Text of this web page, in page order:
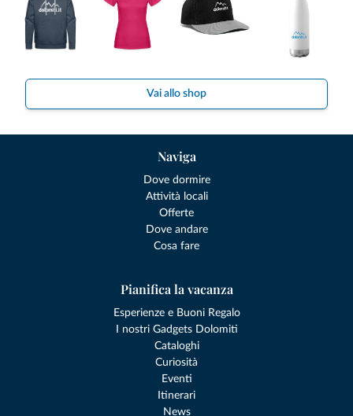
Vai allo shop
Naviga
Dove dormire
Attività locali
Offerte
Dove andare
Cosa fare
Pianifica la vacanza
Esperienze e Buoni Regalo
I nostri Gadgets Dolomiti
Cataloghi
Curiosità
Eventi
Itinerari
News